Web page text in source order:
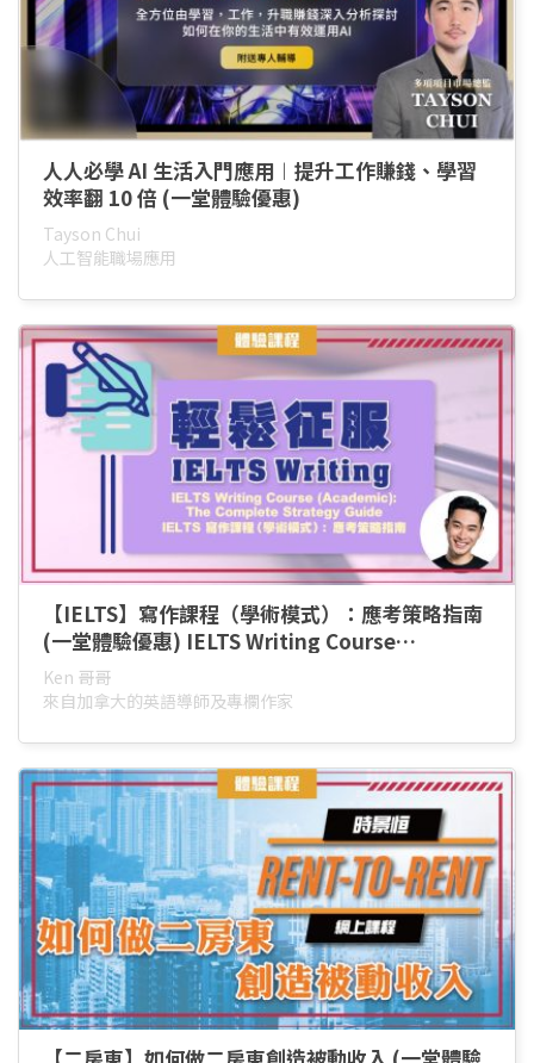
人人必學 AI 生活入門應用︱提升工作賺錢、學習
效率翻 10 倍 (一堂體驗優惠)
Tayson Chui
⼈⼯智能職場應用
【IELTS】寫作課程（學術模式）：應考策略指南
(一堂體驗優惠) IELTS Writing Course
(Academic): The Complete Strategy Guide
Ken 哥哥
來自加拿大的英語導師及專欄作家